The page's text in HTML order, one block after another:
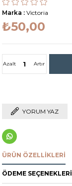
Marka : Victoria
₺50,00
Artır
Azalt
YORUM YAZ
ÜRÜN ÖZELLIKLERI
ÖDEME SEÇENEKLERI